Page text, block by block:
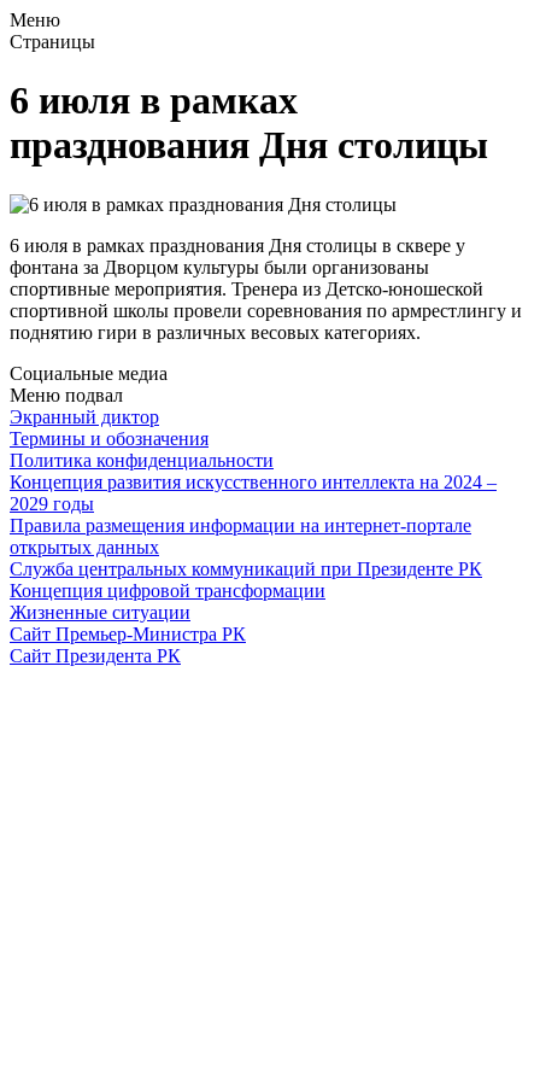
Меню
Страницы
6 июля в рамках
празднования Дня столицы
6 июля в рамках празднования Дня столицы в сквере у
фонтана за Дворцом культуры были организованы
спортивные мероприятия. Тренера из Детско-юношеской
спортивной школы провели соревнования по армрестлингу и
поднятию гири в различных весовых категориях.
Социальные медиа
Меню подвал
Экранный диктор
Термины и обозначения
Политика конфиденциальности
Концепция развития искусственного интеллекта на 2024 –
2029 годы
Правила размещения информации на интернет-портале
открытых данных
Служба центральных коммуникаций при Президенте РК
Концепция цифровой трансформации
Жизненные ситуации
Сайт Премьер-Министра РК
Сайт Президента РК